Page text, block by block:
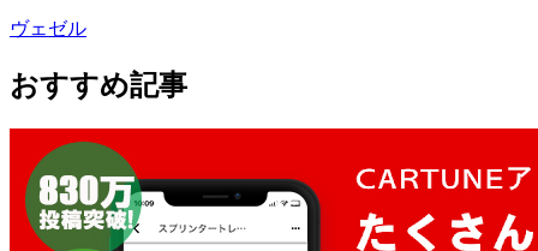
ヴェゼル
おすすめ記事